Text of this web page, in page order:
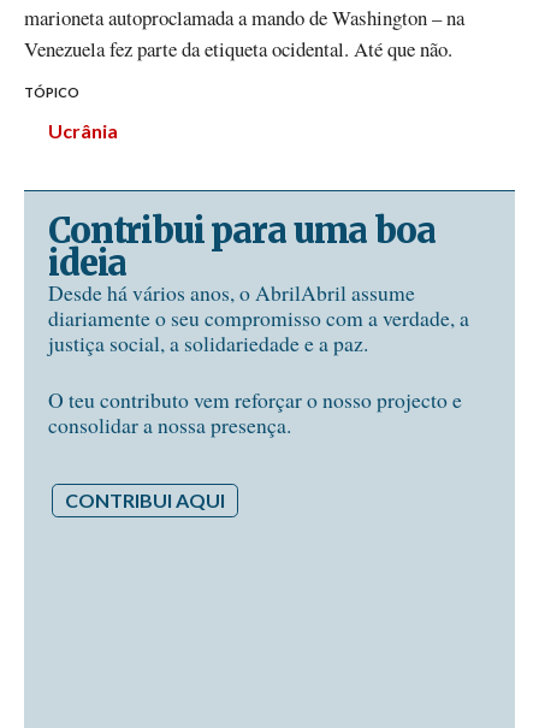
marioneta autoproclamada a mando de Washington – na
Venezuela fez parte da etiqueta ocidental. Até que não.
TÓPICO
Ucrânia
Contribui para uma boa
ideia
Desde há vários anos, o AbrilAbril assume
diariamente o seu compromisso com a verdade, a
justiça social, a solidariedade e a paz.
O teu contributo vem reforçar o nosso projecto e
consolidar a nossa presença.
CONTRIBUI AQUI